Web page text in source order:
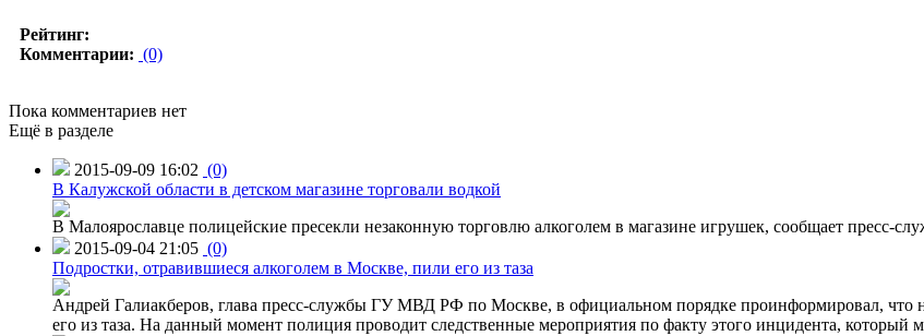
Рейтинг:
Комментарии: (0)
Пока комментариев нет
Ещё в разделе
2015-09-09 16:02 (0)
В Калужской области в детском магазине торговали водкой
В Малоярославце полицейские пресекли незаконную торговлю алкоголем в магазине игрушек, сообщает пресс-
2015-09-04 21:05 (0)
Подростки, отравившиеся алкоголем в Москве, пили его из таза
Андрей Галиакберов, глава пресс-службы ГУ МВД РФ по Москве, в официальном порядке проинформировал, что
его из таза. На данный момент полиция проводит следственные мероприятия по факту этого инцидента, который